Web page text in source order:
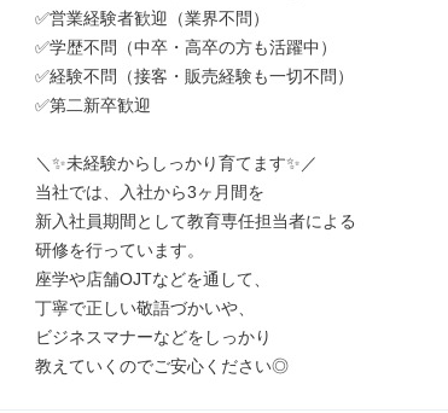
✅営業経験者歓迎（業界不問）
✅学歴不問（中卒・高卒の方も活躍中）
✅経験不問（接客・販売経験も一切不問）
✅第二新卒歓迎
＼✨未経験からしっかり育てます✨／
当社では、入社から3ヶ月間を
新入社員期間として教育専任担当者による
研修を行っています。
座学や店舗OJTなどを通して、
丁寧で正しい敬語づかいや、
ビジネスマナーなどをしっかり
教えていくのでご安心ください◎